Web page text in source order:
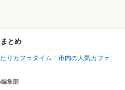
とめ
りカフェタイム！市内の人気カフェ
集部